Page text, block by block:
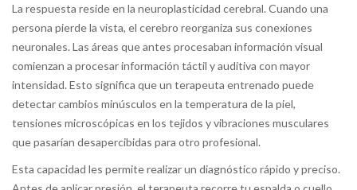
La respuesta reside en la neuroplasticidad cerebral. Cuando una
persona pierde la vista, el cerebro reorganiza sus conexiones
neuronales. Las áreas que antes procesaban información visual
comienzan a procesar información táctil y auditiva con mayor
intensidad. Esto significa que un terapeuta entrenado puede
detectar cambios minúsculos en la temperatura de la piel,
tensiones microscópicas en los tejidos y vibraciones musculares
que pasarían desapercibidas para otro profesional.
Esta capacidad les permite realizar un diagnóstico rápido y preciso.